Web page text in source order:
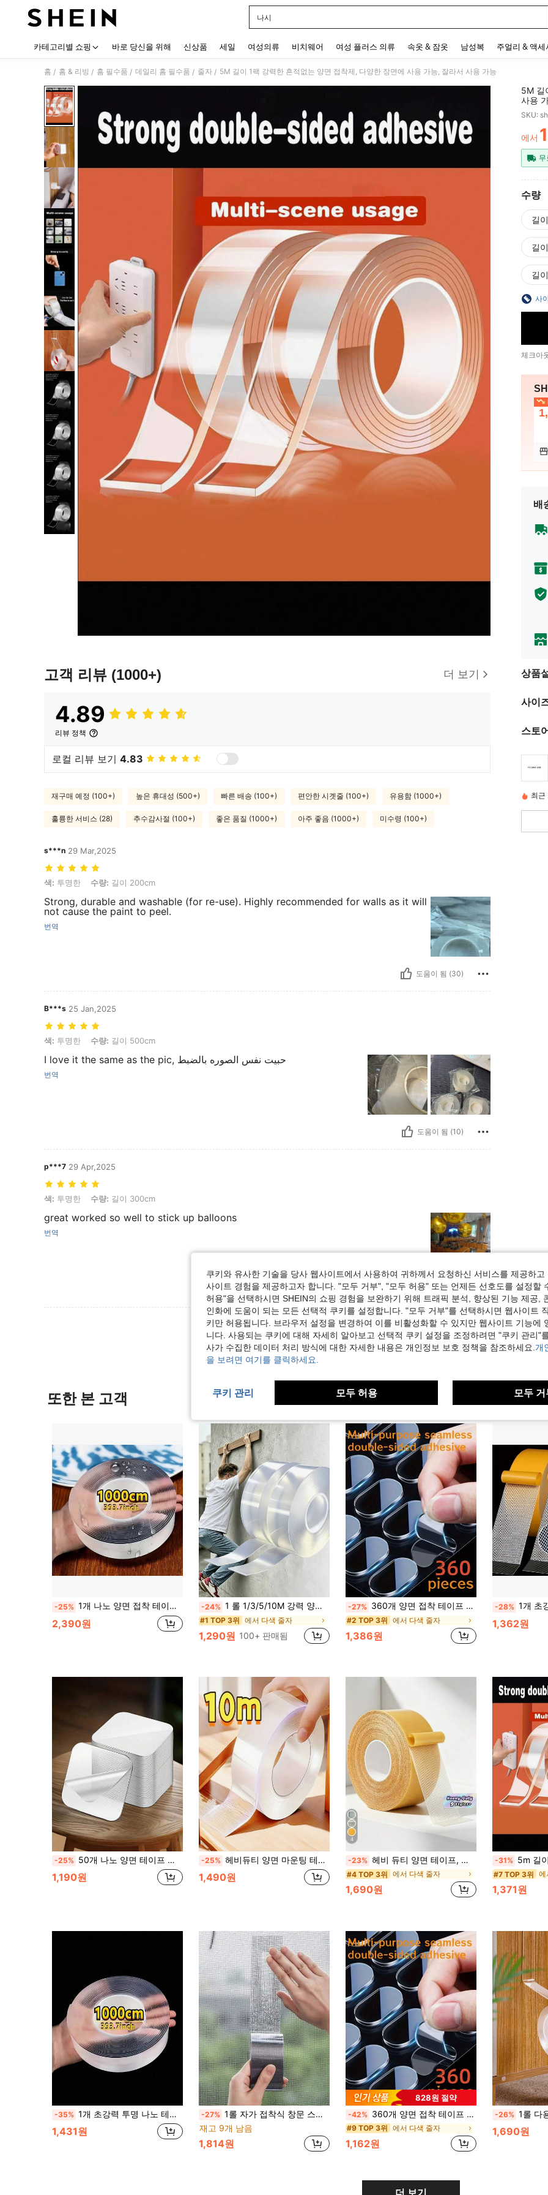
나시
카테고리별 쇼핑 바로 당신을 위해 신상품 세일 여성의류 비치웨어 여성 플러스 의류 속옷 & 잠옷 남성복 주얼리 & 액세
홈 / 홈 & 리빙 / 홈 필수품 / 데일리 홈 필수품 / 줄자 / 5M 길이 1팩 강력한 흔적없는 양면 접착제, 다양한 장면에 사용 가능, 잘라서 사용 가능
고객 리뷰 (1000+) 더 보기
4.89
리뷰 정책
로컬 리뷰 보기 4.83
재구매 예정 (100+) 높은 휴대성 (500+) 빠른 배송 (100+) 편안한 시곗줄 (100+) 유용함 (1000+)
훌륭한 서비스 (28) 추수감사절 (100+) 좋은 품질 (1000+) 아주 좋음 (1000+) 미수령 (100+)
s***n 29 Mar,2025
색: 투명한, 수량: 길이 200cm
색: 투명한 수량: 길이 200cm
Strong, durable and washable (for re-use). Highly recommended for walls as it will
not cause the paint to peel.
번역
도움이 됨 (30)
B***s 25 Jan,2025
색: 투명한, 수량: 길이 500cm
색: 투명한 수량: 길이 500cm
I love it the same as the pic, حبيت نفس الصوره بالضبط
번역
도움이 됨 (10)
p***7 29 Apr,2025
색: 투명한, 수량: 길이 300cm
색: 투명한 수량: 길이 300cm
great worked so well to stick up balloons
번역
도움이 됨 (7)
리뷰 더 보기
5M 길
사용
SKU:
에서
무
수량
길
길
길
사
체크아
배
상품
사이
스토
최근
또한 본 고객
-25% 1개 나노 양면 접착 테이프 - 강력한 투명 접착제, 가정 및 사무실 사용에 적합한 투명 양면 테이프, 세탁 가능, 잔여물 없음, 플라스틱, 유리, 석재, 금속에 적합한 자기 접착식 테이프
2,390원
-24% 1 롤 1/3/5/10M 강력 양면 테이프, 재사용 가능한 강력 접착 테이프, 다목적 탈착식 세척 가능 나노 테이프, 가정/사무실/자동차 물품 부착에 적합, 가정 장식 도구, 손상 없는 스티커, 벽 데칼에 이상적
#1 TOP 3위 에서 다색 줄자
1,290원 100+ 판매됨
-27% 360개 양면 접착 테이프 - 다용도, 이음매 없음, 방수, 나무, 플라스틱, 유리, 금속에 적합 - 잔여물 없는 강력한 접착 패드, 가정 장식, 포스터, 사진 프레임 및 사무용품에 적용 가능
#2 TOP 3위 에서 다색 줄자
1,386원
-28% 1개 초강력 양면 접착 테이프 - 잔여물 없음,
1,362원
-25% 50개 나노 양면 테이프 강력 방수 욕실 타일 접착제 선반 스티커 보조 테이프 투명 접착제, 무자국
1,190원
-25% 헤비듀티 양면 마운팅 테이프, 재사용 가능 & 세척 가능 - 가정, 사무실, 자동차용 무흔적 강력 접착 나노 스트립, 벽, 유리, 플라스틱 표면의 물품 고정에 이상적, 홈 릴랙스 | 강력 접착 테이프
1,490원
4
-23% 헤비 듀티 양면 테이프, 벽, 유리 및 금속용 다용도 접착제, 방수, 공예, 실내/실외 사용에 이상적, 투명, 직물, 석고 보드 및 나무에 강력한 접착력
#4 TOP 3위 에서 다색 줄자
1,690원
-31% 5m 길이, 단일 팩, 강력
#7 TOP 3위 에
1,371원
-35% 1개 초강력 투명 나노 테이프, 양면 접착, 다양한 길이 제공, 세척 및 재사용 가능, 주방, 욕실, 거실, 자동차, 예술품 전시, 장식 접착제에 적합
1,431원
-27% 1롤 자가 접착식 창문 스크린 수리 테이프, 방충망 구멍 수리 패치, 기숙사 문/커튼 스크린/망 수리에 적합, 강력 접착 창문 스크린 수리 테이프, 찢어진 곳 수리 및 방충망
재고 9개 남음
1,814원
828원 절약
-42% 360개 양면 접착 테이프 - 다목적, 이음새 없는, 방수, 나무, 플라스틱, 유리, 금속에 적합 - 손상 없는 강력 접착 패드, 홈 데코, 포스터, 사진 프레임 및 사무용품에 적합, 240/120/60개
#9 TOP 3위 에서 다색 줄자
1,162원
-26% 1롤 다용도 양면 접착 테이프, 일상적인
1,690원
더 보기
쿠키와 유사한 기술을 당사 웹사이트에서 사용하여 귀하께서 요청하신 서비스를 제공하고
사이트 경험을 제공하고자 합니다. "모두 거부", "모두 허용" 또는 언제든 선호도를 설정할
허용"을 선택하시면 SHEIN의 쇼핑 경험을 보완하기 위해 트래픽 분석, 향상된 기능 제공,
인화에 도움이 되는 모든 선택적 쿠키를 설정합니다. "모두 거부"를 선택하시면 웹사이트
키만 허용됩니다. 브라우저 설정을 변경하여 이를 비활성화할 수 있지만 웹사이트 기능에
니다. 사용되는 쿠키에 대해 자세히 알아보고 선택적 쿠키 설정을 조정하려면 "쿠키 관리"
사가 수집한 데이터 처리 방식에 대한 자세한 내용은 개인정보 보호 정책을 참조하세요. 개
을 보려면 여기를 클릭하세요.
쿠키 관리 모두 허용 모두 거